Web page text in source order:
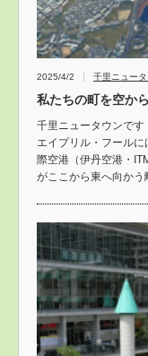
2025/4/2 千里ニュータ
私たちの町を空か
千里ニュータウンです
エイプリル・フール
際空港（伊丹空港・
がここから東へ向か